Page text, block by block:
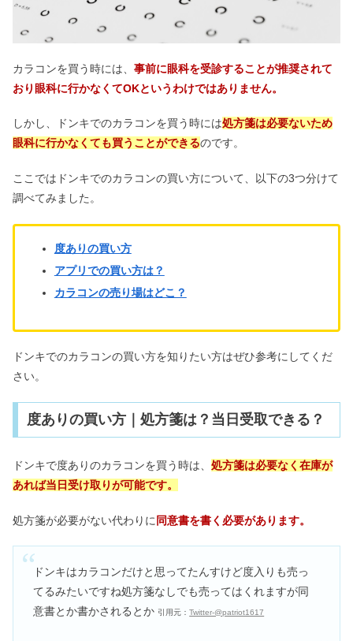
カラコンを買う時には、 事前に眼科を受診することが推奨されて
おり眼科に行かなくてOKというわけではありません。
しかし、ドンキでのカラコンを買う時には処方箋は必要ないため
眼科に行かなくても買うことができるのです。
ここではドンキでのカラコンの買い方について、以下の3つ分けて
調べてみました。
度ありの買い方
アプリでの買い方は？
カラコンの売り場はどこ？
ドンキでのカラコンの買い方を知りたい方はぜひ参考にしてくだ
さい。
度ありの買い方｜処方箋は？当日受取できる？
ドンキで度ありのカラコンを買う時は、 処方箋は必要なく在庫が
あれば当日受け取りが可能です。
処方箋が必要がない代わりに同意書を書く必要があります。
ドンキはカラコンだけと思ってたんすけど度入りも売っ
てるみたいですね処方箋なしでも売ってはくれますが同
意書とか書かされるとか 引用元：Twitter-@patriot1617